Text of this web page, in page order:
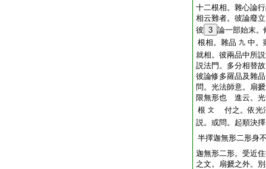
十二根相。雜心論
相云難者。彼論廢
彼 3 論一部始末。
根相。雜品 九 中。
就相。彼兩品中所
説法門。多分相替
彼論修多羅品及雜
問。光法師意。扇
限無形也 進云。光
根 文
付之。依光
説。或問。起順決
半擇迦無形二形身
迦無形二形。受近
之文。扇搋之外。